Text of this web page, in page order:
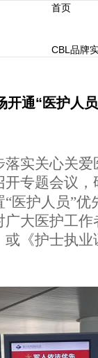
首页
CBL品牌
开通“医护人
实关心关
专题会议
“医护人员”优
大医护工
《护士执